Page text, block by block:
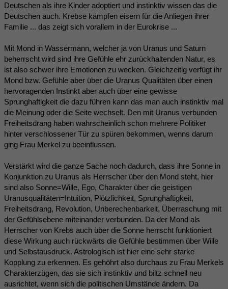
Deutschen als ihre Kinder adoptiert und instinktiv wissen das die
Deutschen auch. Krebse kämpfen eisern für die Anliegen ihrer
Familie ... das zeigt sich vorallem in der Eurokrise ...
Mit Mond in Wassermann, welcher ja von Uranus und Saturn
beherrscht wird sind ihre Gefühle ehr zurückhaltenden Natur, es
ist also schwer ihre Emotionen zu wecken. Gleichzeitig verfügt ihr
Mond bzw. Gefühle aber über die Uranus Qualitäten über einen
hervoragenden Instinkt aber auch über eine gewisse
Sprunghaftigkeit die dazu führen kann das man auch instinktiv mal
die Meinung oder die Seite wechselt. Den mit Uranus verbunden
Freiheitsdrang haben wahrscheinlich schon mehrere Politiker
hinter verschlossener Tür zu spüren bekommen, wenns darum
ging Frau Merkel zu beeinflussen.
Verstärkt wird die ganze Sache noch dadurch, dass ihre Sonne in
Konjunktion zu Uranus als Herrscher über den Mond steht, hier
sind also Sonne=Wille, Ego, Charakter über die geistigen
Uranusqualitäten=Intuition, Plötzlichkeit, Sprunghaftigkeit,
Freiheitsdrang, Revolution, Unberechenbarkeit, Überraschung mit
der Gefühlsebene miteinander verbunden. Da der Mond als
Herrscher von Krebs auch über die Sonne herrscht funktioniert
diese Wirkung auch rückwärts die Gefühle bestimmen über Wille
und Selbstausdruck. Astrologisch ist hier eine sehr starke
Kopplung zu erkennen. Es gehöhrt also durchaus zu Frau Merkels
Charakterzügen, das sie sich instinktiv und biltz schnell neu
ausrichtet, wenn sich die politischen Umstände ändern. Da